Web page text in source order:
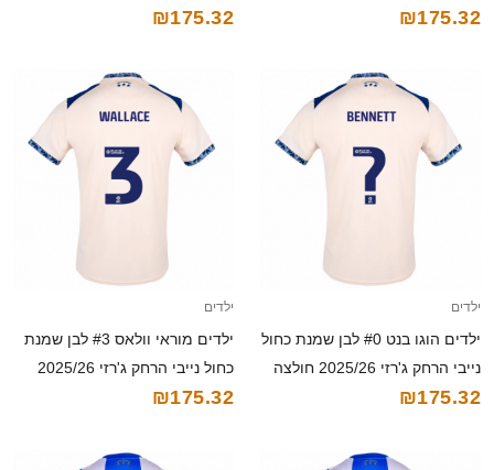
₪175.32
חולצה קצרה
₪175.32
ילדים
ילדים הוגו בנט #0 לבן שמנת כחול
נייבי הרחק ג'רזי 2025/26 חולצה
קצרה
₪175.32
ילדים
ילדים מוראי וולאס #3 לבן שמנת
כחול נייבי הרחק ג'רזי 2025/26
חולצה קצרה
₪175.32